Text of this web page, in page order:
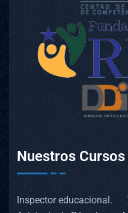
Nuestros Cursos
Inspector educacional.